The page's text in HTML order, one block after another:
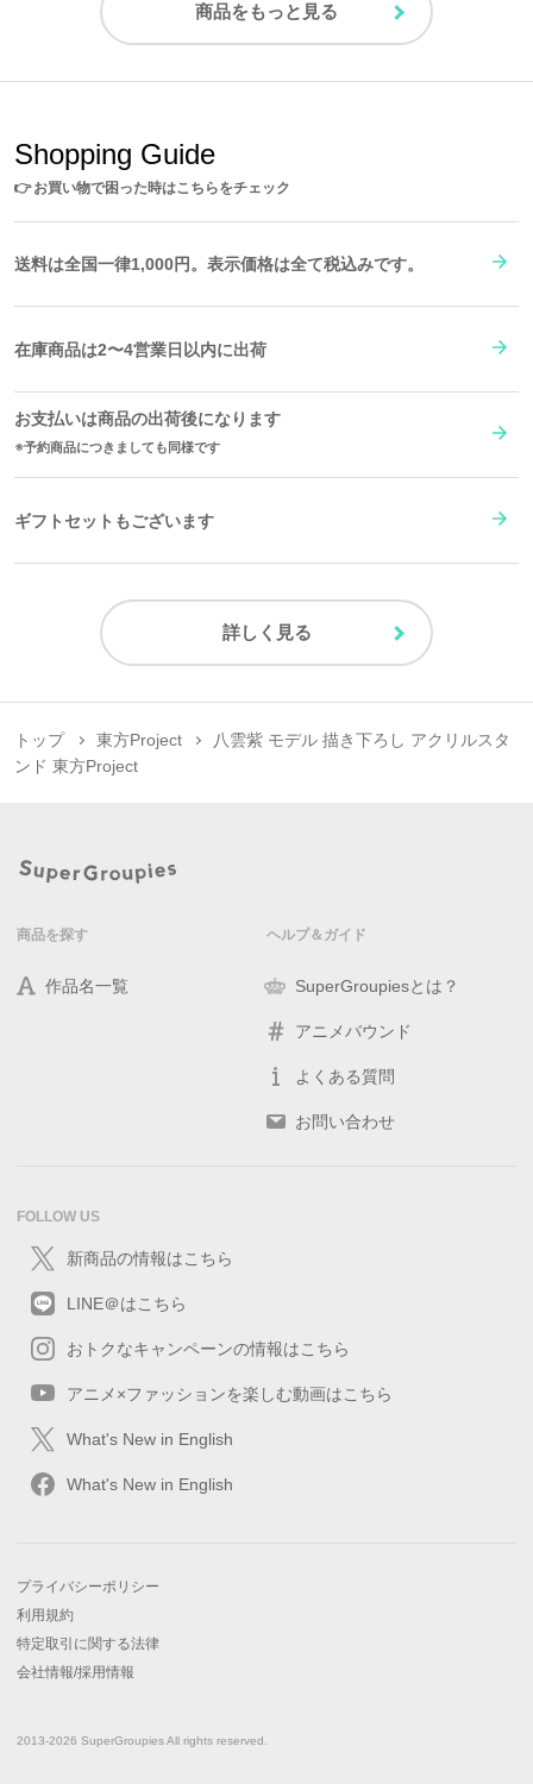
商品をもっと見る
Shopping Guide
👉お買い物で困った時はこちらをチェック
送料は全国一律1,000円。表示価格は全て税込みです。
在庫商品は2〜4営業日以内に出荷
お支払いは商品の出荷後になります
予約商品につきましても同様です
ギフトセットもございます
詳しく見る
トップ 東方Project
八雲紫 モデル 描き下ろし アクリルスタ
ンド 東方Project
商品を探す
作品名一覧
ヘルプ＆ガイド
SuperGroupiesとは？
アニメバウンド
よくある質問
お問い合わせ
FOLLOW US
新商品の情報はこちら
LINE＠はこちら
おトクなキャンペーンの情報はこちら
アニメ×ファッションを楽しむ動画はこちら
What's New in English
What's New in English
プライバシーポリシー
利用規約
特定取引に関する法律
会社情報/採用情報
2013-2026 SuperGroupies All rights reserved.